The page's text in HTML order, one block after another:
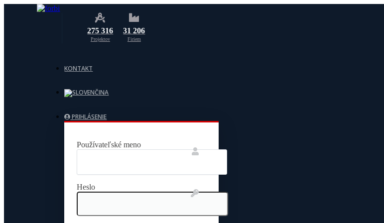
275 316
Projektov
31 206
Firiem
KONTAKT
PRIHLÁSENIE
Používateľské meno
Heslo